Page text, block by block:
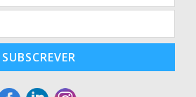
SUBSCREVER